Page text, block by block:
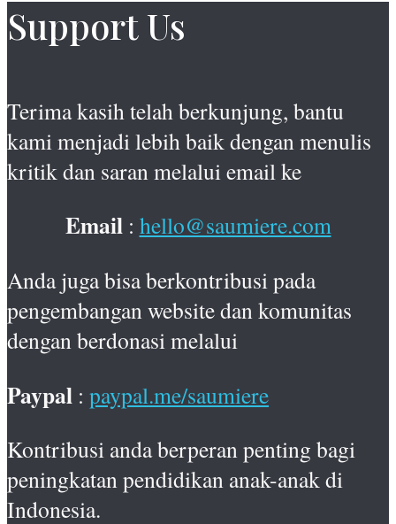
Support Us
Terima kasih telah berkunjung, bantu
kami menjadi lebih baik dengan menulis
kritik dan saran melalui email ke
Email: hello@saumiere.com
Anda juga bisa berkontribusi pada
pengembangan website dan komunitas
dengan berdonasi melalui
Paypal : paypal.me/saumiere
Kontribusi anda berperan penting bagi
peningkatan pendidikan anak-anak di
Indonesia.